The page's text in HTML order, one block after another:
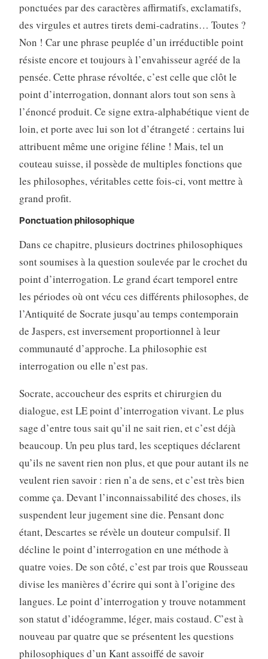
ponctuées par des caractères affirmatifs, exclamatifs,
des virgules et autres tirets demi-cadratins… Toutes ?
Non ! Car une phrase peuplée d’un irréductible point
résiste encore et toujours à l’envahisseur agréé de la
pensée. Cette phrase révoltée, c’est celle que clôt le
point d’interrogation, donnant alors tout son sens à
l’énoncé produit. Ce signe extra-alphabétique vient de
loin, et porte avec lui son lot d’étrangeté : certains lui
attribuent même une origine féline ! Mais, tel un
couteau suisse, il possède de multiples fonctions que
les philosophes, véritables cette fois-ci, vont mettre à
grand profit.
Ponctuation philosophique
Dans ce chapitre, plusieurs doctrines philosophiques
sont soumises à la question soulevée par le crochet du
point d’interrogation. Le grand écart temporel entre
les périodes où ont vécu ces différents philosophes, de
l’Antiquité de Socrate jusqu’au temps contemporain
de Jaspers, est inversement proportionnel à leur
communauté d’approche. La philosophie est
interrogation ou elle n’est pas.
Socrate, accoucheur des esprits et chirurgien du
dialogue, est LE point d’interrogation vivant. Le plus
sage d’entre tous sait qu’il ne sait rien, et c’est déjà
beaucoup. Un peu plus tard, les sceptiques déclarent
qu’ils ne savent rien non plus, et que pour autant ils ne
veulent rien savoir : rien n’a de sens, et c’est très bien
comme ça. Devant l’inconnaissabilité des choses, ils
suspendent leur jugement sine die. Pensant donc
étant, Descartes se révèle un douteur compulsif. Il
décline le point d’interrogation en une méthode à
quatre voies. De son côté, c’est par trois que Rousseau
divise les manières d’écrire qui sont à l’origine des
langues. Le point d’interrogation y trouve notamment
son statut d’idéogramme, léger, mais costaud. C’est à
nouveau par quatre que se présentent les questions
philosophiques d’un Kant assoiffé de savoir